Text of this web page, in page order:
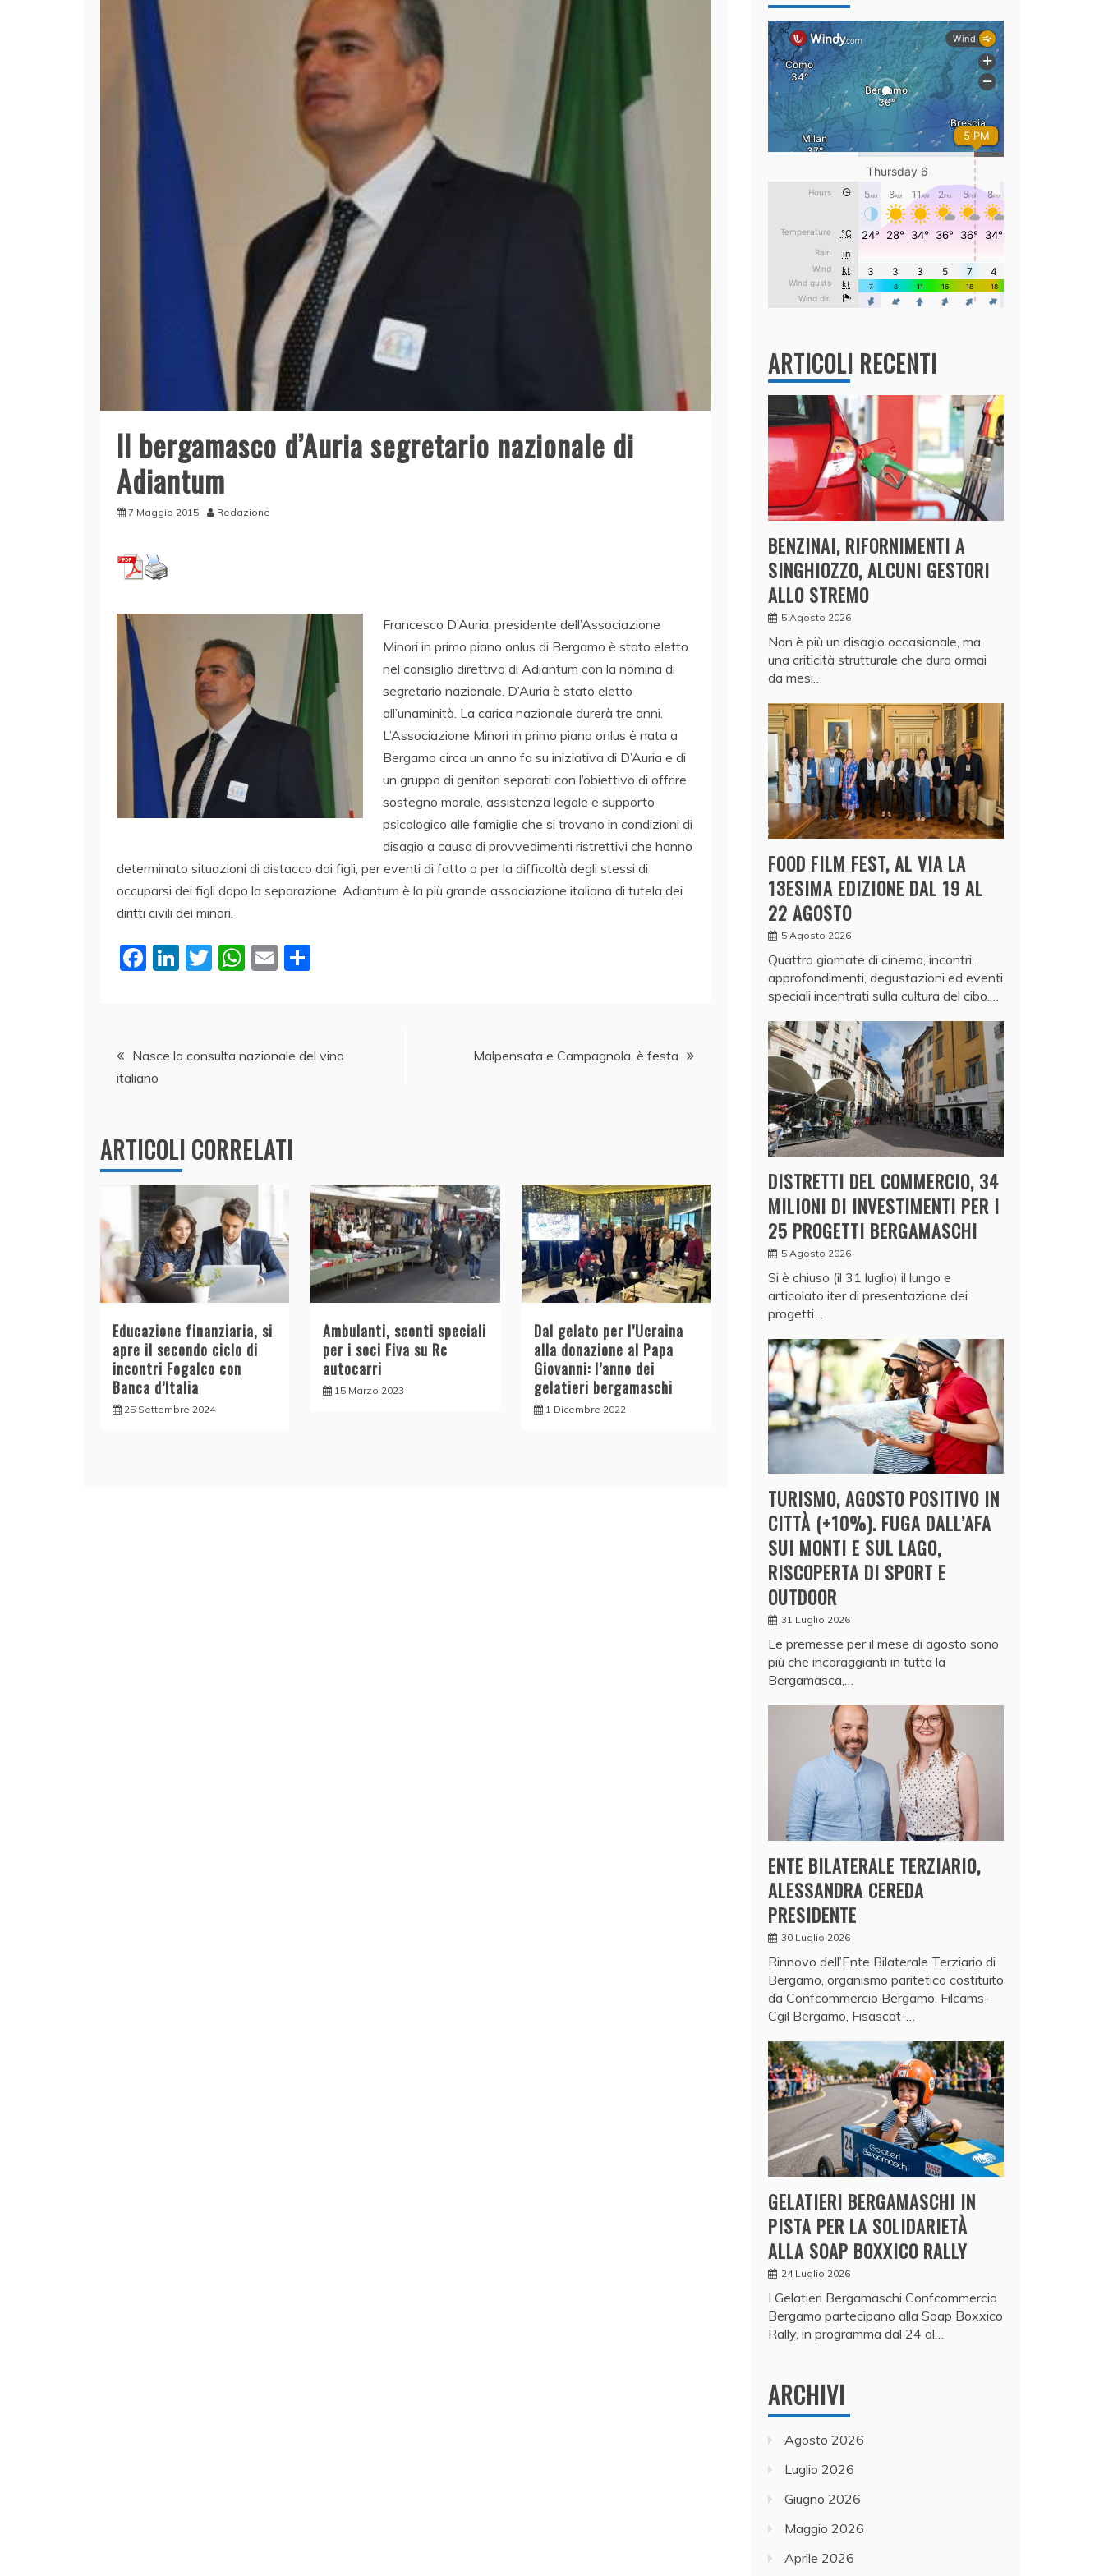
Il bergamasco d’Auria segretario nazionale di
Adiantum
7 Maggio 2015 Redazione
Francesco D’Auria, presidente dell’Associazione
Minori in primo piano onlus di Bergamo è stato eletto
nel consiglio direttivo di Adiantum con la nomina di
segretario nazionale. D’Auria è stato eletto
all’unaminità. La carica nazionale durerà tre anni.
L’Associazione Minori in primo piano onlus ė nata a
Bergamo circa un anno fa su iniziativa di D’Auria e di
un gruppo di genitori separati con l’obiettivo di offrire
sostegno morale, assistenza legale e supporto
psicologico alle famiglie che si trovano in condizioni di
disagio a causa di provvedimenti ristrettivi che hanno
determinato situazioni di distacco dai figli, per eventi di fatto o per la difficoltà degli stessi di
occuparsi dei figli dopo la separazione. Adiantum è la più grande associazione italiana di tutela dei
diritti civili dei minori.
F
b
o
k
Li
dI
T
W
A
E
vi
Navigazione
articoli
Nasce la consulta nazionale del vino
italiano
Malpensata e Campagnola, è festa
ARTICOLI CORRELATI
Educazione finanziaria, si
apre il secondo ciclo di
incontri Fogalco con
Banca d’Italia
25 Settembre 2024
Ambulanti, sconti speciali
per i soci Fiva su Rc
autocarri
15 Marzo 2023
Dal gelato per l’Ucraina
alla donazione al Papa
Giovanni: l’anno dei
gelatieri bergamaschi
1 Dicembre 2022
ARTICOLI RECENTI
BENZINAI, RIFORNIMENTI A
SINGHIOZZO, ALCUNI GESTORI
ALLO STREMO
5 Agosto 2026
Non è più un disagio occasionale, ma
una criticità strutturale che dura ormai
da mesi…
FOOD FILM FEST, AL VIA LA
13ESIMA EDIZIONE DAL 19 AL
22 AGOSTO
5 Agosto 2026
Quattro giornate di cinema, incontri,
approfondimenti, degustazioni ed eventi
speciali incentrati sulla cultura del cibo.…
DISTRETTI DEL COMMERCIO, 34
MILIONI DI INVESTIMENTI PER I
25 PROGETTI BERGAMASCHI
5 Agosto 2026
Si è chiuso (il 31 luglio) il lungo e
articolato iter di presentazione dei
progetti…
TURISMO, AGOSTO POSITIVO IN
CITTÀ (+10%). FUGA DALL’AFA
SUI MONTI E SUL LAGO,
RISCOPERTA DI SPORT E
OUTDOOR
31 Luglio 2026
Le premesse per il mese di agosto sono
più che incoraggianti in tutta la
Bergamasca,…
ENTE BILATERALE TERZIARIO,
ALESSANDRA CEREDA
PRESIDENTE
30 Luglio 2026
Rinnovo dell’Ente Bilaterale Terziario di
Bergamo, organismo paritetico costituito
da Confcommercio Bergamo, Filcams-
Cgil Bergamo, Fisascat-…
GELATIERI BERGAMASCHI IN
PISTA PER LA SOLIDARIETÀ
ALLA SOAP BOXXICO RALLY
24 Luglio 2026
I Gelatieri Bergamaschi Confcommercio
Bergamo partecipano alla Soap Boxxico
Rally, in programma dal 24 al…
ARCHIVI
Agosto 2026
Luglio 2026
Giugno 2026
Maggio 2026
Aprile 2026